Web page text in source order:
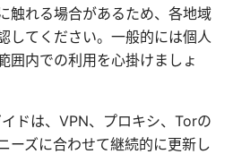
触れる場合があるため、各地域
してください。一般的には個人
囲内での利用を心掛けましょ
ドは、VPN、プロキシ、Torの
ーズに合わせて継続的に更新し